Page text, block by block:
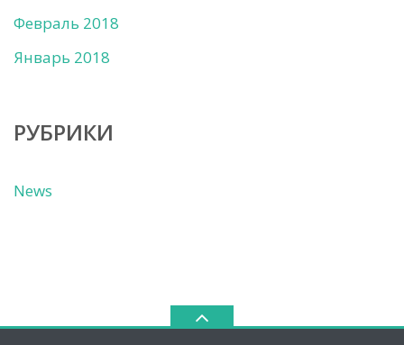
Февраль 2018
Январь 2018
РУБРИКИ
News